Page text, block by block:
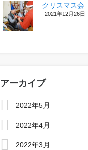
クリスマス会
2021年12月26日
アーカイブ
2022年5月
2022年4月
2022年3月